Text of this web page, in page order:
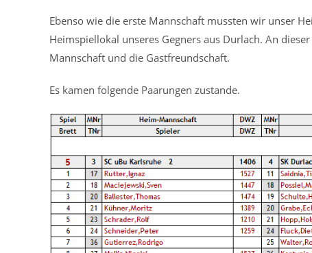
Ebenso wie die erste Mannschaft mussten wir unser
Heimspiellokal unseres Gegners aus Durlach. An
Mannschaft und die Gastfreundschaft.
Es kamen folgende Paarungen zustande.